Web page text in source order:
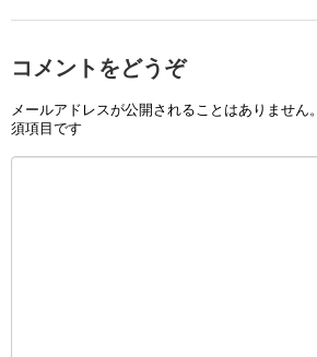
コメントをどうぞ
メールアドレスが公開されることはありません。
須項目です